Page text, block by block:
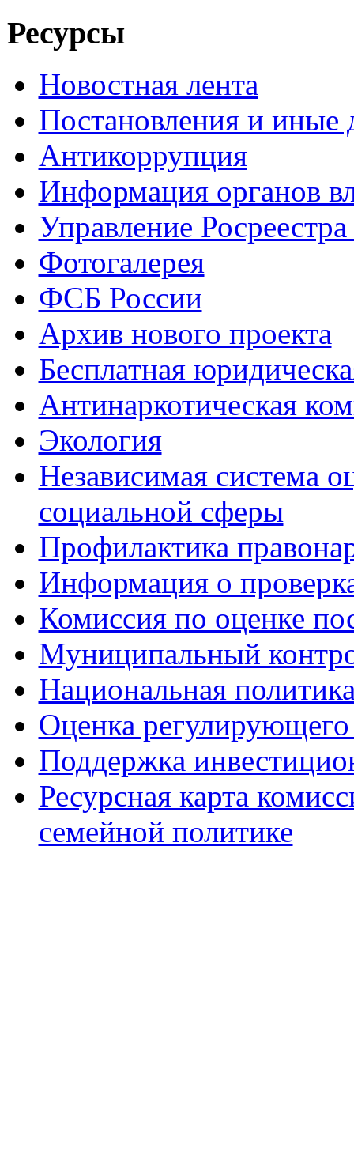
Ресурсы
Новостная лента
Постановления и иные
Антикоррупция
Информация органов
Управление
Фотогалерея
ФСБ России
Архив нового проекта
Бесплатная
Антинаркотическая
Экология
Независимая система
социальной сферы
Профилактика
Информация о
Комиссия по оценке
Муниципальный
Национальная
Оценка регулирующего
Поддержка
Ресурсная карта
семейной политике